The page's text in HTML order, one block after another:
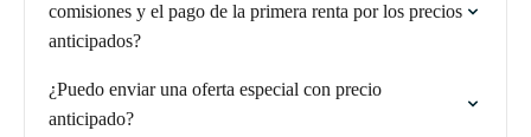
comisiones y el pago de la primera renta por los precios
anticipados?
¿Puedo enviar una oferta especial con precio
anticipado?